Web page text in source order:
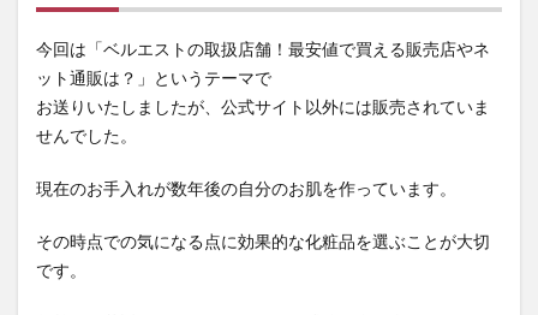
今回は「ベルエストの取扱店舗！最安値で買える販売店やネ
ット通販は？」というテーマで
お送りいたしましたが、公式サイト以外には販売されていま
せんでした。
現在のお手入れが数年後の自分のお肌を作っています。
その時点での気になる点に効果的な化粧品を選ぶことが大切
です。